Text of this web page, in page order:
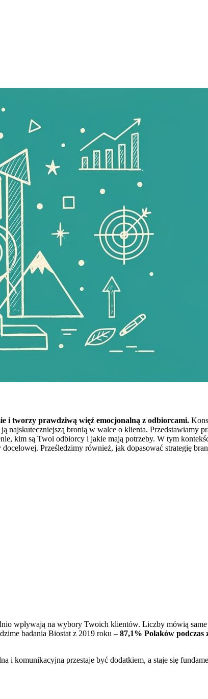
i tworzy prawdziwą więź emocjonalną z odbiorcami.
bronią w walce o klienta. Przedstawiamy
kim są Twoi odbiorcy i jakie mają potrzeby. W tym
Prześledzimy również, jak dopasować strategię
wpływają na wybory Twoich klientów. Liczby mówią same
badania Biostat z 2019 roku – 87,1% Polaków
komunikacyjna przestaje być dodatkiem, a staje się